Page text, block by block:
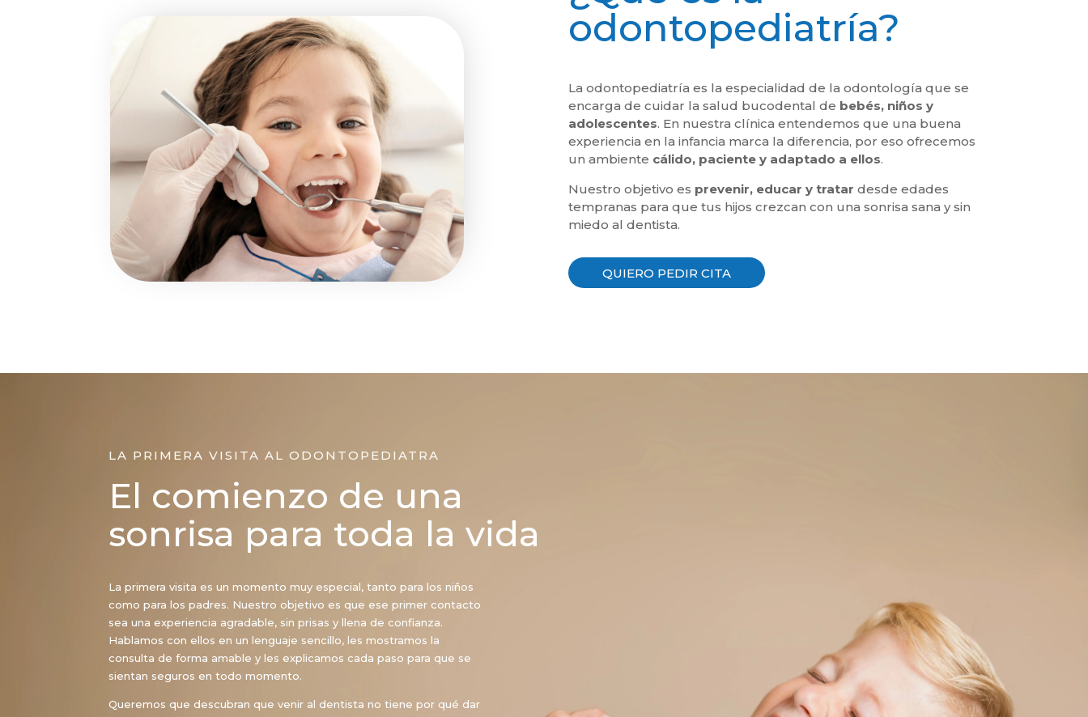
odontopediatría?
La odontopediatría es la especialidad de la odontología que se
encarga de cuidar la salud bucodental de bebés, niños y
adolescentes. En nuestra clínica entendemos que una buena
experiencia en la infancia marca la diferencia, por eso ofrecemos
un ambiente cálido, paciente y adaptado a ellos.
Nuestro objetivo es prevenir, educar y tratar desde edades
tempranas para que tus hijos crezcan con una sonrisa sana y sin
miedo al dentista.
QUIERO PEDIR CITA
LA PRIMERA VISITA AL ODONTOPEDIATRA
El comienzo de una
sonrisa para toda la vida
La primera visita es un momento muy especial, tanto para los niños
como para los padres. Nuestro objetivo es que ese primer contacto
sea una experiencia agradable, sin prisas y llena de confianza.
Hablamos con ellos en un lenguaje sencillo, les mostramos la
consulta de forma amable y les explicamos cada paso para que se
sientan seguros en todo momento.
Queremos que descubran que venir al dentista no tiene por qué dar